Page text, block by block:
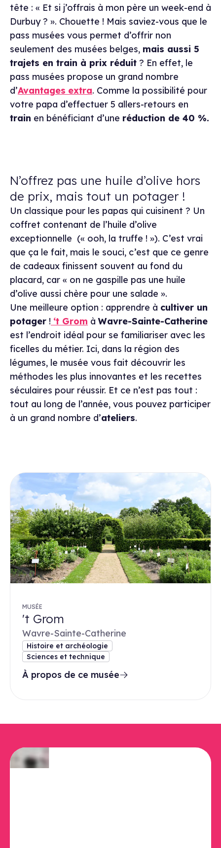
tête : « Et si j’offrais à mon père un week-end à
Durbuy ? ». Chouette ! Mais saviez-vous que le
pass musées vous permet d’offrir non
seulement des musées belges, mais aussi 5
trajets en train à prix réduit ? En effet, le
pass musées propose un grand nombre
d’Avantages extra. Comme la possibilité pour
votre papa d’effectuer 5 allers-retours en
train en bénéficiant d’une réduction de 40 %.
N’offrez pas une huile d’olive hors
de prix, mais tout un potager !
Un classique pour les papas qui cuisinent ? Un
coffret contenant de l’huile d’olive
exceptionnelle (« ooh, la truffe ! »). C’est vrai
que ça le fait, mais le souci, c’est que ce genre
de cadeaux finissent souvent au fond du
placard, car « on ne gaspille pas une huile
d’olive aussi chère pour une salade ».
Une meilleure option : apprendre à cultiver un
potager ! ‘t Grom àWavre-Sainte-Catherine
est l’endroit idéal pour se familiariser avec les
ficelles du métier. Ici, dans la région des
légumes, le musée vous fait découvrir les
méthodes les plus innovantes et les recettes
séculaires pour réussir. Et ce n’est pas tout :
tout au long de l’année, vous pouvez participer
à un grand nombre d’ateliers.
MUSÉE
't Grom
Wavre-Sainte-Catherine
Histoire et archéologie
Sciences et technique
À propos de ce musée